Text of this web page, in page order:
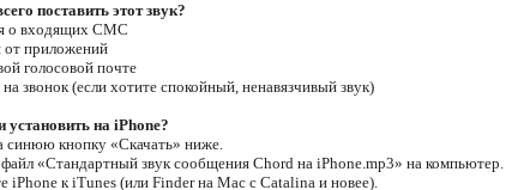
поставить этот звук?
о входящих СМС
приложений
голосовой почте
звонок (если хотите спокойный, ненавязчивый звук)
установить на iPhone?
синюю кнопку «Скачать» ниже.
«Стандартный звук сообщения Chord на iPhone.mp3» на компьютер.
iPhone к iTunes (или Finder на Mac с Catalina и новее).